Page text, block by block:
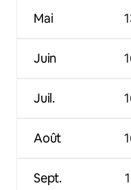
Mai
Juin
Juil.
Août
Sept.